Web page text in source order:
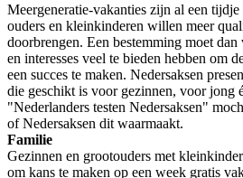
Meergeneratie-vakanties zijn al een tijdje
ouders en kleinkinderen willen meer
doorbrengen. Een bestemming moet
en interesses veel te bieden hebben om
een succes te maken. Nedersaksen
die geschikt is voor gezinnen, voor jong
"Nederlanders testen Nedersaksen"
of Nedersaksen dit waarmaakt.
Familie
Gezinnen en grootouders met
om kans te maken op een week gratis